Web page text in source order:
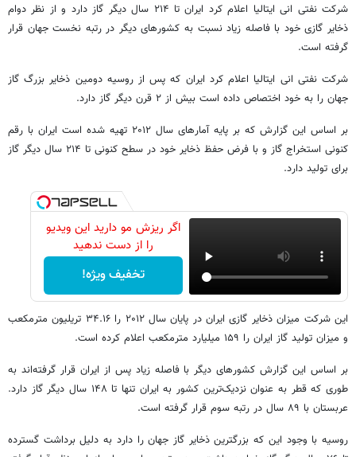
شرکت نفتی انی ایتالیا اعلام کرد ایران تا ۲۱۴ سال دیگر گاز دارد و از نظر دوام
ذخایر گازی خود با فاصله زیاد نسبت به کشورهای دیگر در رتبه نخست جهان قرار
گرفته است.
شرکت نفتی انی ایتالیا اعلام کرد ایران که پس از روسیه دومین ذخایر بزرگ گاز
جهان را به خود اختصاص داده است بیش از ۲ قرن دیگر گاز دارد.
بر اساس این گزارش که بر پایه آمارهای سال ۲۰۱۲ تهیه شده است ایران با رقم
کنونی استخراج گاز و با فرض حفظ ذخایر خود در سطح کنونی تا ۲۱۴ سال دیگر گاز
برای تولید دارد.
اگر ریزش مو دارید این ویدیو
را از دست ندهید
تخفیف ویژه!
این شرکت میزان ذخایر گازی ایران در پایان سال ۲۰۱۲ را ۳۴.۱۶ تریلیون مترمکعب
و میزان تولید گاز ایران را ۱۵۹ میلیارد مترمکعب اعلام کرده است.
بر اساس این گزارش کشورهای دیگر با فاصله زیاد پس از ایران قرار گرفته‌اند به
طوری که قطر به عنوان نزدیک‌ترین کشور به ایران تنها تا ۱۴۸ سال دیگر گاز دارد.
عربستان با ۸۹ سال در رتبه سوم قرار گرفته است.
روسیه با وجود این که بزرگترین ذخایر گاز جهان را دارد به دلیل برداشت گسترده